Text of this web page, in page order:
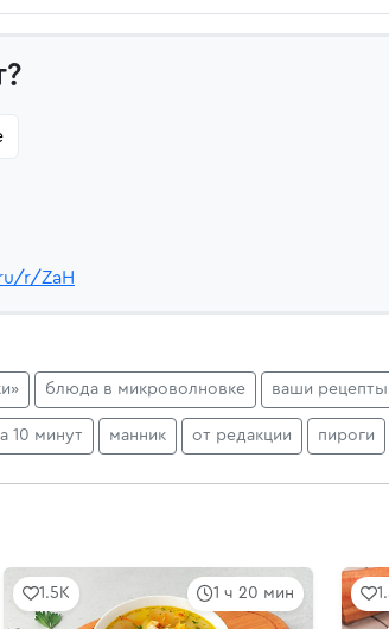
r/ZaH
блюда в микроволновке ваши рецепты
10 минут манник от редакции пироги
1 ч 20 мин
1.5K